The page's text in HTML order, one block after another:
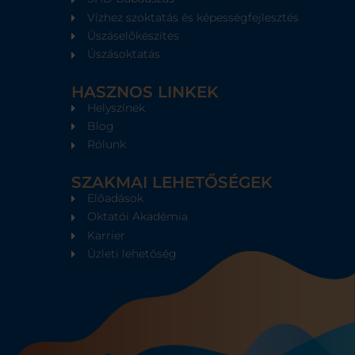
Vízhez szoktatás és képességfejlesztés
Úszáselőkészítés
Úszásoktatás
HASZNOS LINKEK
Helyszínek
Blog
Rólunk
SZAKMAI LEHETŐSÉGEK
Előadások
Oktatói Akadémia
Karrier
Üzleti lehetőség